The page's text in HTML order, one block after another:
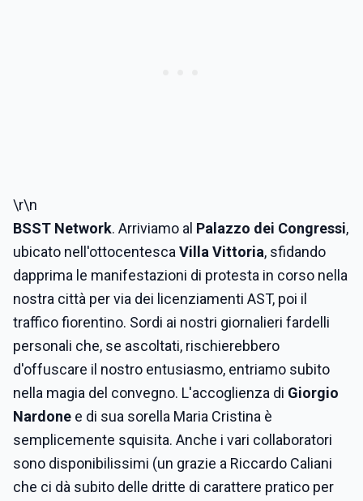
\r\n
BSST Network. Arriviamo al Palazzo dei Congressi,
ubicato nell'ottocentesca Villa Vittoria, sfidando
dapprima le manifestazioni di protesta in corso nella
nostra città per via dei licenziamenti AST, poi il
traffico fiorentino. Sordi ai nostri giornalieri fardelli
personali che, se ascoltati, rischierebbero
d'offuscare il nostro entusiasmo, entriamo subito
nella magia del convegno. L'accoglienza di Giorgio
Nardone e di sua sorella Maria Cristina è
semplicemente squisita. Anche i vari collaboratori
sono disponibilissimi (un grazie a Riccardo Caliani
che ci dà subito delle dritte di carattere pratico per